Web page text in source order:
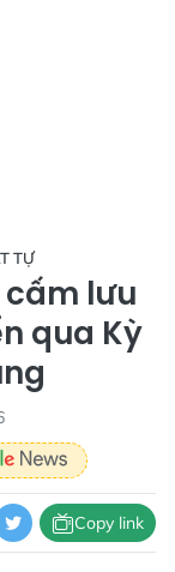
TỰ
lưu
qua Kỳ
Copy link